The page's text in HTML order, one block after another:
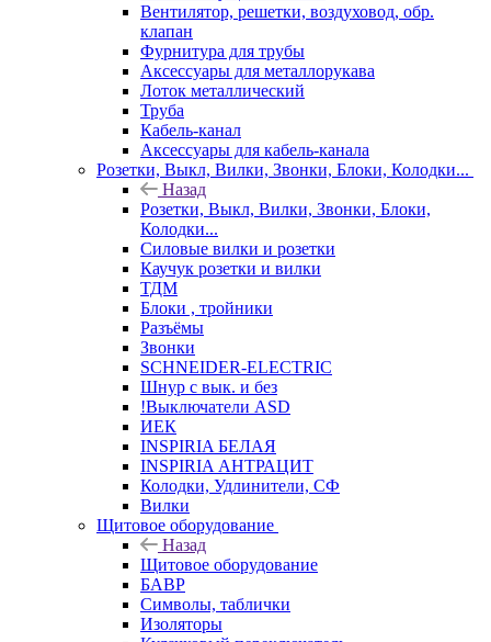
Вентилятор, решетки, воздуховод, обр.
клапан
Фурнитура для трубы
Аксессуары для металлорукава
Лоток металлический
Труба
Кабель-канал
Аксессуары для кабель-канала
Розетки, Выкл, Вилки, Звонки, Блоки, Колодки...
Назад
Розетки, Выкл, Вилки, Звонки, Блоки,
Колодки...
Силовые вилки и розетки
Каучук розетки и вилки
ТДМ
Блоки , тройники
Разъёмы
Звонки
SCHNEIDER-ELECTRIC
Шнур с вык. и без
!Выключатели ASD
ИЕК
INSPIRIA БЕЛАЯ
INSPIRIA АНТРАЦИТ
Колодки, Удлинители, СФ
Вилки
Щитовое оборудование
Назад
Щитовое оборудование
БАВР
Символы, таблички
Изоляторы